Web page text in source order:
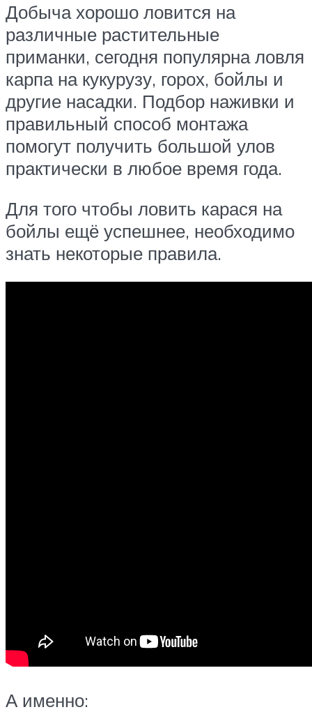
Добыча хорошо ловится на
различные растительные
приманки, сегодня популярна ловля
карпа на кукурузу, горох, бойлы и
другие насадки. Подбор наживки и
правильный способ монтажа
помогут получить большой улов
практически в любое время года.
Для того чтобы ловить карася на
бойлы ещё успешнее, необходимо
знать некоторые правила.
А именно: